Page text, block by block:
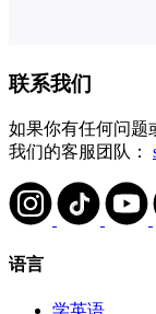
联系我们
如果你有任何问题
我们的客服团队：
语言
学英语